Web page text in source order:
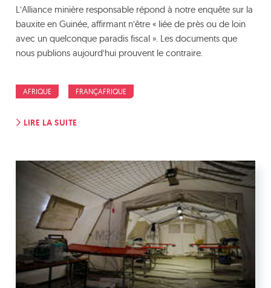
L’Alliance minière responsable répond à notre enquête sur la
bauxite en Guinée, affirmant n’être « liée de près ou de loin
avec un quelconque paradis fiscal ». Les documents que
nous publions aujourd’hui prouvent le contraire.
AFRIQUE FRANÇAFRIQUE
LIRE LA SUITE